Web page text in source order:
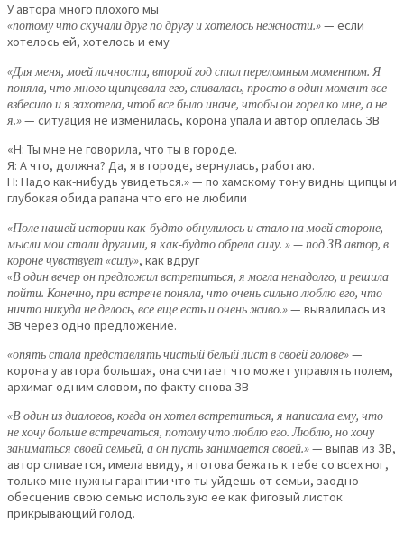
У автора много плохого мы
«потому что скучали друг по другу и хотелось нежности.»— если
хотелось ей, хотелось и ему
«Для меня, моей личности, второй год стал переломным моментом. Я
поняла, что много щипцевала его, сливалась, просто в один момент все
взбесило и я захотела, чтоб все было иначе, чтобы он горел ко мне, а не
я.»— ситуация не изменилась, корона упала и автор оплелась ЗВ
«Н: Ты мне не говорила, что ты в городе.
Я: А что, должна? Да, я в городе, вернулась, работаю.
Н: Надо как-нибудь увидеться.» — по хамскому тону видны щипцы и
глубокая обида рапана что его не любили
«Поле нашей истории как-будто обнулилось и стало на моей стороне,
мысли мои стали другими, я как-будто обрела силу. » — под ЗВ автор, в
короне чувствует «силу», как вдруг
«В один вечер он предложил встретиться, я могла ненадолго, и решила
пойти. Конечно, при встрече поняла, что очень сильно люблю его, что
ничто никуда не делось, все еще есть и очень живо.»— вывалилась из
ЗВ через одно предложение.
«опять стала представлять чистый белый лист в своей голове»—
корона у автора большая, она считает что может управлять полем,
архимаг одним словом, по факту снова ЗВ
«В один из диалогов, когда он хотел встретиться, я написала ему, что
не хочу больше встречаться, потому что люблю его. Люблю, но хочу
заниматься своей семьей, а он пусть занимается своей.»— выпав из ЗВ,
автор сливается, имела ввиду, я готова бежать к тебе со всех ног,
только мне нужны гарантии что ты уйдешь от семьи, заодно
обесценив свою семью использую ее как фиговый листок
прикрывающий голод.